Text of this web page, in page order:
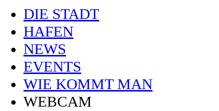
DIE STADT
HAFEN
NEWS
EVENTS
WIE KOMMT MAN
WEBCAM